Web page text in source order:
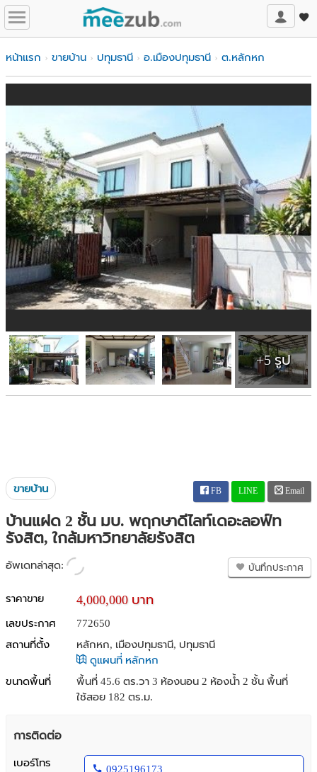
หน้าแรก ขายบ้าน ปทุมธานี อ.เมืองปทุมธานี ต.หลักหก
+5 รูป
ขายบ้าน FB LINE Email
บ้านแฝด 2 ชั้น มบ. พฤกษาดีไลท์เดอะลอฟ์ท
รังสิต, ใกล้มหาวิทยาลัยรังสิต
อัพเดทล่าสุด: บันทึกประกาศ
ราคาขาย 4,000,000 บาท
เลขประกาศ
772650
สถานที่ตั้ง
หลักหก, เมืองปทุมธานี, ปทุมธานี
ดูแผนที่ หลักหก
ขนาดพื้นที่
พื้นที่ 45.6 ตร.วา 3 ห้องนอน 2 ห้องน้ำ 2 ชั้น พื้นที่
ใช้สอย 182 ตร.ม.
การติดต่อ
เบอร์โทร
0925196173